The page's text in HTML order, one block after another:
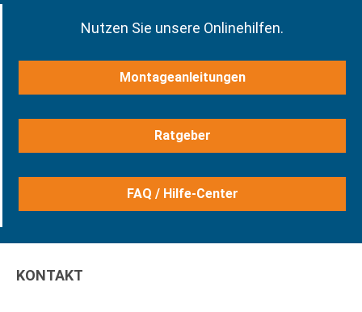
Nutzen Sie unsere Onlinehilfen.
Montageanleitungen
Ratgeber
FAQ / Hilfe-Center
KONTAKT